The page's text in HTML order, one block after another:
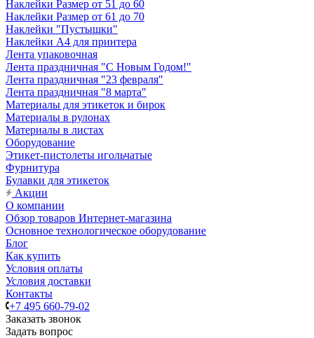
Наклейки Размер от 51 до 60
Наклейки Размер от 61 до 70
Наклейки "Пустышки"
Наклейки А4 для принтера
Лента упаковочная
Лента праздничная "С Новым Годом!"
Лента праздничная "23 февраля"
Лента праздничная "8 марта"
Материалы для этикеток и бирок
Материалы в рулонах
Материалы в листах
Оборудование
Этикет-пистолеты игольчатые
Фурнитура
Булавки для этикеток
Акции
О компании
Обзор товаров Интернет-магазина
Основное технологическое оборудование
Блог
Как купить
Условия оплаты
Условия доставки
Контакты
+7 495 660-79-02
Заказать звонок
Задать вопрос